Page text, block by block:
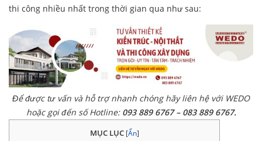
thi công nhiều nhất trong thời gian qua như sau:
Để được tư vấn và hỗ trợ nhanh chóng hãy liên hệ với WEDO
hoặc gọi đến số Hotline: 093 889 6767 – 083 889 6767.
MỤC LỤC [Ẩn]